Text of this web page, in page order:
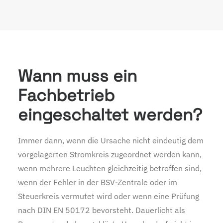
Wann muss ein
Fachbetrieb
eingeschaltet werden?
Immer dann, wenn die Ursache nicht eindeutig dem
vorgelagerten Stromkreis zugeordnet werden kann,
wenn mehrere Leuchten gleichzeitig betroffen sind,
wenn der Fehler in der BSV-Zentrale oder im
Steuerkreis vermutet wird oder wenn eine Prüfung
nach DIN EN 50172 bevorsteht. Dauerlicht als